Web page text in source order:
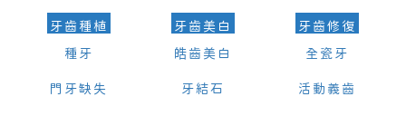
牙齒種植
種牙
門牙缺失
牙齒美白
皓齒美白
牙結石
牙齒修復
全瓷牙
活動義齒